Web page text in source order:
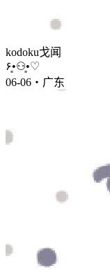
kodoku戈闻
۶•͈⚇•͈♡
06-06・广东